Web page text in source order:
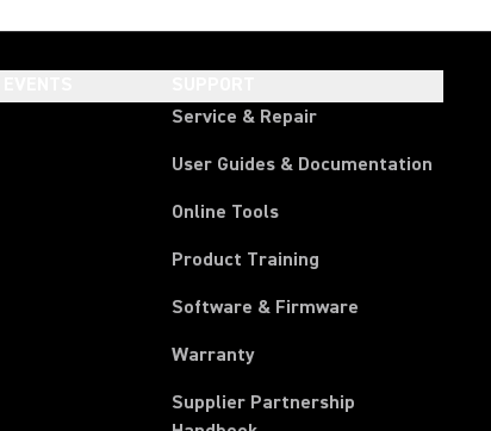
Service & Repair
User Guides & Documentation
Online Tools
Product Training
Software & Firmware
Warranty
Supplier Partnership